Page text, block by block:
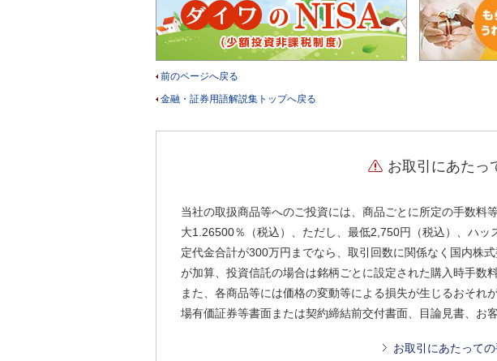
前のページへ戻る
金融・証券用語解説集トップへ戻る
お取引にあたっ
当社の取扱商品等へのご投資には、商品ごとに所定の手数
大1.26500％（税込）、ただし、最低2,750円（税込）、ハ
定代金合計が300万円までなら、取引回数に関係なく国内株
が加算、投資信託の場合は銘柄ごとに設定された購入時手数
また、各商品等には価格の変動等による損失が生じるおそ
場有価証券等書面または契約締結前交付書面、目論見書、お
お取引にあたって